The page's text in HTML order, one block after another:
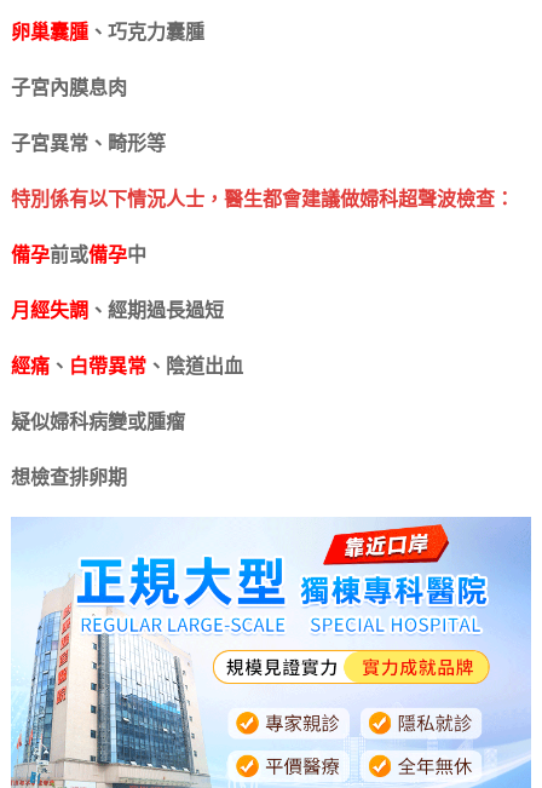
卵巢囊腫、巧克力囊腫
子宮內膜息肉
子宮異常、畸形等
特別係有以下情況人士，醫生都會建議做婦科超聲波檢查：
備孕前或備孕中
月經失調 、經期過長過短
經痛、 白帶異常、陰道出血
疑似婦科病變或腫瘤
想檢查排卵期